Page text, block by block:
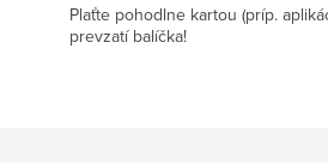
Plaťte pohodlne kartou (príp.
prevzatí balíčka!